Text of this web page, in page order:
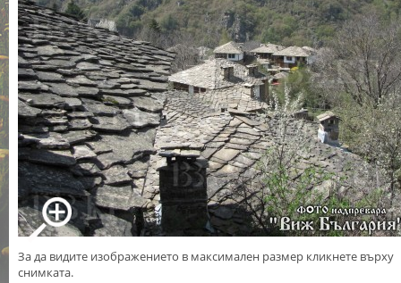
За да видите изображението в максимален размер кликнете върху
снимката.